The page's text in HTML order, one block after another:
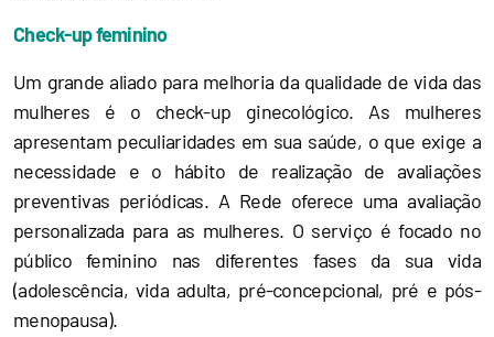
Check-up feminino
Um grande aliado para melhoria da qualidade de vida das
mulheres é o check-up ginecológico. As mulheres
apresentam peculiaridades em sua saúde, o que exige a
necessidade e o hábito de realização de avaliações
preventivas periódicas. A Rede oferece uma avaliação
personalizada para as mulheres. O serviço é focado no
público feminino nas diferentes fases da sua vida
(adolescência, vida adulta, pré-concepcional, pré e pós-
menopausa).